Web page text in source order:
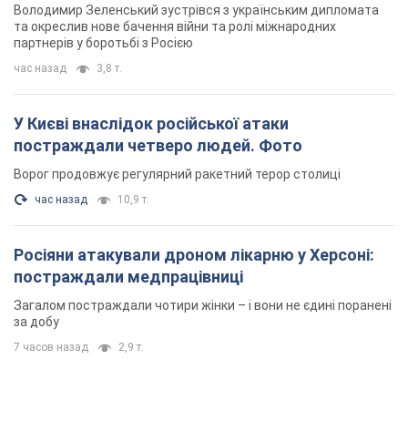
Володимир Зеленський зустрівся з українським дипломата
та окреслив нове бачення війни та ролі міжнародних
партнерів у боротьбі з Росією
час назад 3,8 т.
У Києві внаслідок російської атаки
постраждали четверо людей. Фото
Ворог продовжує регулярний ракетний терор столиці
час назад 10,9 т.
Росіяни атакували дроном лікарню у Херсоні:
постраждали медпрацівниці
Загалом постраждали чотири жінки – і вони не єдині поранені
за добу
7 часов назад 2,9 т.